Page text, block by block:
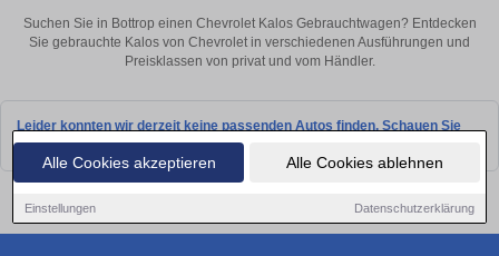
Alle Cookies akzeptieren Alle Cookies ablehnen
Einstellungen Datenschutzerklärung
Suchen Sie in Bottrop einen Chevrolet Kalos Gebrauchtwagen? Entdecken
Sie gebrauchte Kalos von Chevrolet in verschiedenen Ausführungen und
Preisklassen von privat und vom Händler.
Leider konnten wir derzeit keine passenden Autos finden. Schauen Sie
bald wieder vorbei!